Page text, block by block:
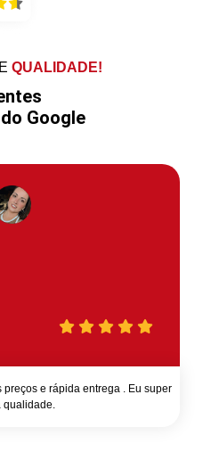
QUALIDADE!
Google
e rápida entrega . Eu super
qualidade.